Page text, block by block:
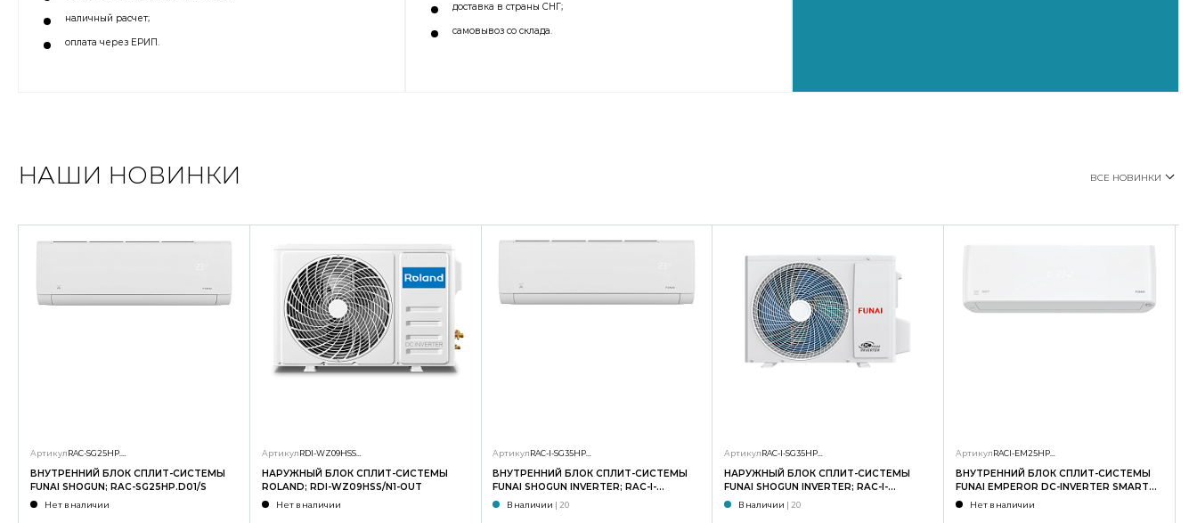
наличный расчет;
оплата через ЕРИП.
доставка в страны СНГ;
самовывоз со склада.
НАШИ НОВИНКИ ВСЕ НОВИНКИ
Артикул
ВНУТРЕННИЙ БЛОК СПЛИТ-СИСТЕМЫ
FUNAI SHOGUN; RAC-SG25HP.D01/S
Нет в наличии
Артикул RDI-WZ09HSS/N1-OUT
НАРУЖНЫЙ БЛОК СПЛИТ-СИСТЕМЫ
ROLAND; RDI-WZ09HSS/N1-OUT
Нет в наличии
Артикул
ВНУТРЕННИЙ БЛОК СПЛИТ-СИСТЕМЫ
FUNAI SHOGUN INVERTER; RAC-I-
SG35HP.D02/S
В наличии | 20
Артикул
НАРУЖНЫЙ БЛОК СПЛИТ-СИСТЕМЫ
FUNAI SHOGUN INVERTER; RAC-I-
SG35HP.D02/U
В наличии | 20
Артикул RACI-EM25HP.D04/S
ВНУТРЕННИЙ БЛОК СПЛИТ-СИСТЕМЫ
FUNAI EMPEROR DC-INVERTER SMART
EYE; RACI-EM25HP.D04/S
Нет в наличии